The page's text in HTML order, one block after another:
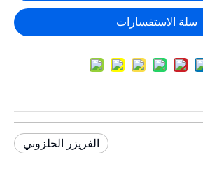
سلة الاستفسارات
الفريزر الحلزوني